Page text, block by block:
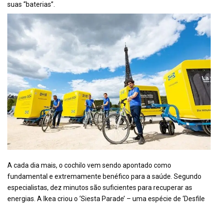
suas “baterias”.
A cada dia mais, o cochilo vem sendo apontado como
fundamental e extremamente benéfico para a saúde. Segundo
especialistas, dez minutos são suficientes para recuperar as
energias. A Ikea criou o ‘Siesta Parade’ – uma espécie de ‘Desfile